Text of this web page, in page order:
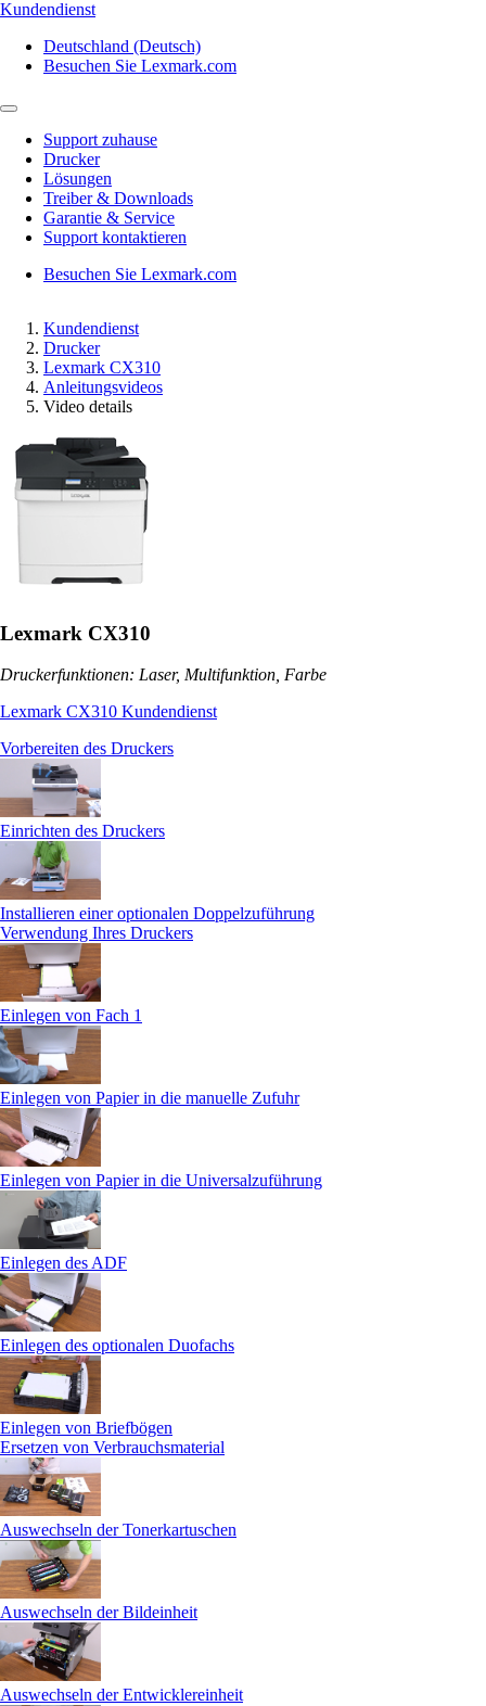
Kundendienst
Deutschland (Deutsch)
Besuchen Sie Lexmark.com
Support zuhause
Drucker
Lösungen
Treiber & Downloads
Garantie & Service
Support kontaktieren
Besuchen Sie Lexmark.com
Kundendienst
Drucker
Lexmark CX310
Anleitungsvideos
Video details
Lexmark CX310
Druckerfunktionen: Laser, Multifunktion, Farbe
Lexmark CX310 Kundendienst
Vorbereiten des Druckers
Einrichten des Druckers
Installieren einer optionalen Doppelzuführung
Verwendung Ihres Druckers
Einlegen von Fach 1
Einlegen von Papier in die manuelle Zufuhr
Einlegen von Papier in die Universalzuführung
Einlegen des ADF
Einlegen des optionalen Duofachs
Einlegen von Briefbögen
Ersetzen von Verbrauchsmaterial
Auswechseln der Tonerkartuschen
Auswechseln der Bildeinheit
Auswechseln der Entwicklereinheit